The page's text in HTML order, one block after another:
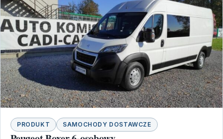
PRODUKT SAMOCHODY DOSTAWCZE